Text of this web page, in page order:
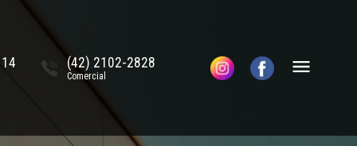
(42) 2102-2828
Comercial